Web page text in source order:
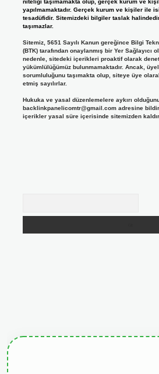
niteliği taşımamakta olup, gerçek kurum ve
yapılmamaktadır. Gerçek kurum ve kişiler ile
tesadüfidir. Sitemizdeki bilgiler taslak
taşımazlar.
Sitemiz, 5651 Sayılı Kanun gereğince Bilgi
(BTK) tarafından onaylanmış bir Yer Sağlayıcı
nedenle, sitedeki içerikleri proaktif olarak
yükümlülüğümüz bulunmamaktadır. Ancak,
sorumluluğunu taşımakta olup, siteye üye
etmiş sayılırlar.
Hukuka ve yasal düzenlemelere aykırı
backlinkpanelicomtr@gmail.comadresine
içerikler yasal süre içerisinde sitemizden